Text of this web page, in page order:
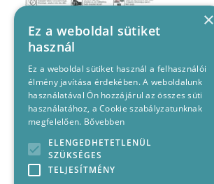
×
Ez a weboldal sütiket
használ
Ez a weboldal sütiket használ a felhasználói
élmény javítása érdekében. A weboldalunk
használatával Ön hozzájárul az összes süti
használatához, a Cookie szabályzatunknak
megfelelően. Bővebben
ELENGEDHETETLENÜL
SZÜKSÉGES
TELJESÍTMÉNY